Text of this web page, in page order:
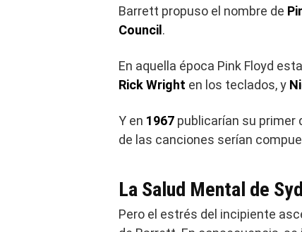
Barrett propuso el nombre de
Council .
En aquella época Pink Floyd
Rick Wright en los teclados, y
Y en 1967 publicarían su primer
de las canciones serían
La Salud Mental de
Pero el estrés del incipiente